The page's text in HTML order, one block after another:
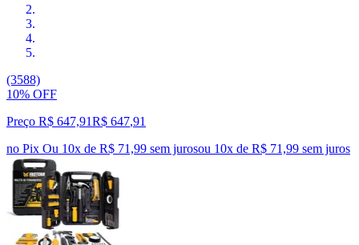
(3588)
10% OFF
Preço R$ 647,91R$ 647,91
no Pix Ou 10x de R$ 71,99 sem jurosou 10x de R$ 71,99 sem juros